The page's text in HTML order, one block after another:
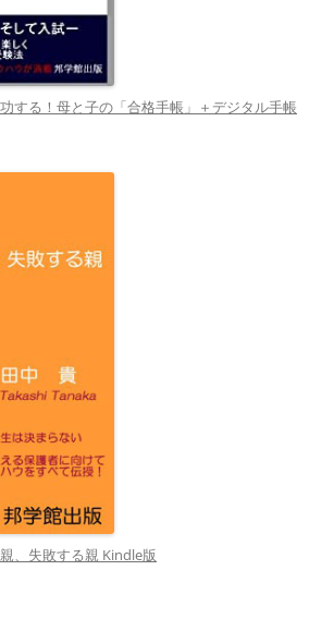
する！母と子の「合格手帳」＋デジタル手帳
、失敗する親 Kindle版